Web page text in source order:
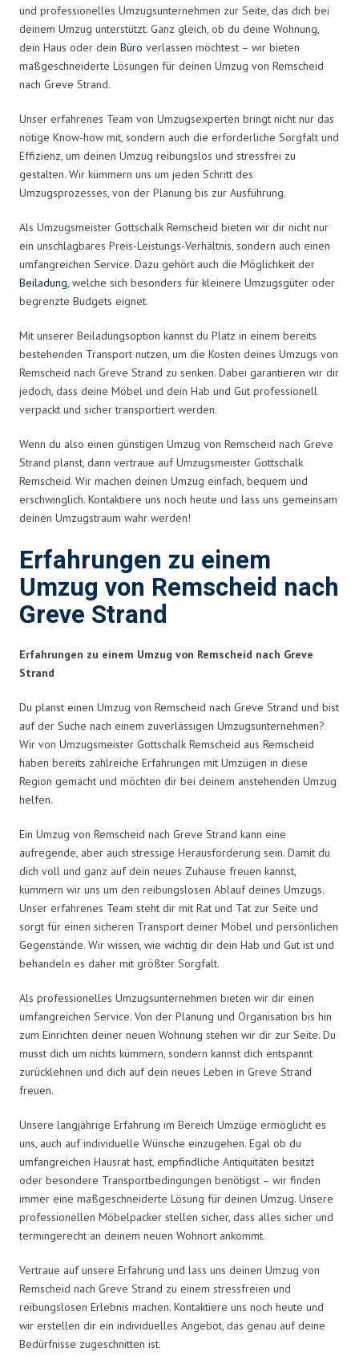
und professionelles Umzugsunternehmen zur Seite, das dich bei
deinem Umzug unterstützt. Ganz gleich, ob du deine Wohnung,
dein Haus oder dein Büro verlassen möchtest – wir bieten
maßgeschneiderte Lösungen für deinen Umzug von Remscheid
nach Greve Strand.
Unser erfahrenes Team von Umzugsexperten bringt nicht nur das
nötige Know-how mit, sondern auch die erforderliche Sorgfalt und
Effizienz, um deinen Umzug reibungslos und stressfrei zu
gestalten. Wir kümmern uns um jeden Schritt des
Umzugsprozesses, von der Planung bis zur Ausführung.
Als Umzugsmeister Gottschalk Remscheid bieten wir dir nicht nur
ein unschlagbares Preis-Leistungs-Verhältnis, sondern auch einen
umfangreichen Service. Dazu gehört auch die Möglichkeit der
Beiladung, welche sich besonders für kleinere Umzugsgüter oder
begrenzte Budgets eignet.
Mit unserer Beiladungsoption kannst du Platz in einem bereits
bestehenden Transport nutzen, um die Kosten deines Umzugs von
Remscheid nach Greve Strand zu senken. Dabei garantieren wir dir
jedoch, dass deine Möbel und dein Hab und Gut professionell
verpackt und sicher transportiert werden.
Wenn du also einen günstigen Umzug von Remscheid nach Greve
Strand planst, dann vertraue auf Umzugsmeister Gottschalk
Remscheid. Wir machen deinen Umzug einfach, bequem und
erschwinglich. Kontaktiere uns noch heute und lass uns gemeinsam
deinen Umzugstraum wahr werden!
Erfahrungen zu einem
Umzug von Remscheid nach
Greve Strand
Erfahrungen zu einem Umzug von Remscheid nach Greve
Strand
Du planst einen Umzug von Remscheid nach Greve Strand und bist
auf der Suche nach einem zuverlässigen Umzugsunternehmen?
Wir von Umzugsmeister Gottschalk Remscheid aus Remscheid
haben bereits zahlreiche Erfahrungen mit Umzügen in diese
Region gemacht und möchten dir bei deinem anstehenden Umzug
helfen.
Ein Umzug von Remscheid nach Greve Strand kann eine
aufregende, aber auch stressige Herausforderung sein. Damit du
dich voll und ganz auf dein neues Zuhause freuen kannst,
kümmern wir uns um den reibungslosen Ablauf deines Umzugs.
Unser erfahrenes Team steht dir mit Rat und Tat zur Seite und
sorgt für einen sicheren Transport deiner Möbel und persönlichen
Gegenstände. Wir wissen, wie wichtig dir dein Hab und Gut ist und
behandeln es daher mit größter Sorgfalt.
Als professionelles Umzugsunternehmen bieten wir dir einen
umfangreichen Service. Von der Planung und Organisation bis hin
zum Einrichten deiner neuen Wohnung stehen wir dir zur Seite. Du
musst dich um nichts kümmern, sondern kannst dich entspannt
zurücklehnen und dich auf dein neues Leben in Greve Strand
freuen.
Unsere langjährige Erfahrung im Bereich Umzüge ermöglicht es
uns, auch auf individuelle Wünsche einzugehen. Egal ob du
umfangreichen Hausrat hast, empfindliche Antiquitäten besitzt
oder besondere Transportbedingungen benötigst – wir finden
immer eine maßgeschneiderte Lösung für deinen Umzug. Unsere
professionellen Möbelpacker stellen sicher, dass alles sicher und
termingerecht an deinem neuen Wohnort ankommt.
Vertraue auf unsere Erfahrung und lass uns deinen Umzug von
Remscheid nach Greve Strand zu einem stressfreien und
reibungslosen Erlebnis machen. Kontaktiere uns noch heute und
wir erstellen dir ein individuelles Angebot, das genau auf deine
Bedürfnisse zugeschnitten ist.